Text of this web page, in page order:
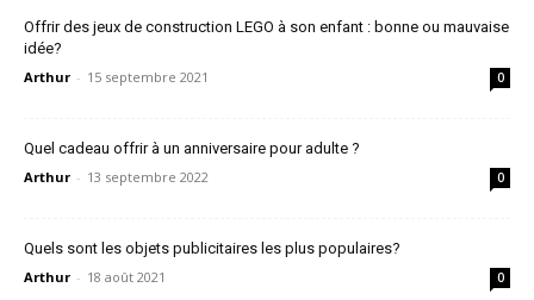
Offrir des jeux de construction LEGO à son enfant : bonne ou mauvaise
idée?
Arthur - 15 septembre 2021 0
Quel cadeau offrir à un anniversaire pour adulte ?
Arthur - 13 septembre 2022 0
Quels sont les objets publicitaires les plus populaires?
Arthur - 18 août 2021 0